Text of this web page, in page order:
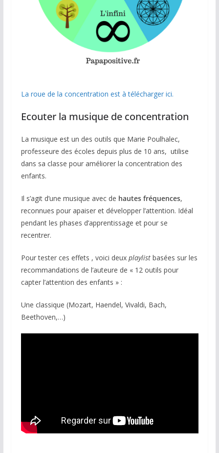
La roue de la concentration est à télécharger ici.
Ecouter la musique de concentration
La musique est un des outils que Marie Poulhalec,
professeure des écoles depuis plus de 10 ans, utilise
dans sa classe pour améliorer la concentration des
enfants.
Il s’agit d’une musique avec de hautes fréquences,
reconnues pour apaiser et développer l’attention. Idéal
pendant les phases d’apprentissage et pour se
recentrer.
Pour tester ces effets , voici deux playlistbasées sur les
recommandations de l’auteure de « 12 outils pour
capter l’attention des enfants » :
Une classique (Mozart, Haendel, Vivaldi, Bach,
Beethoven,…)